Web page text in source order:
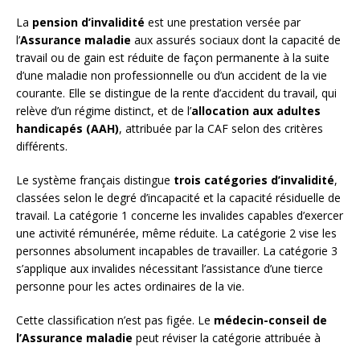
La pension d’invalidité est une prestation versée par
l’Assurance maladie aux assurés sociaux dont la capacité de
travail ou de gain est réduite de façon permanente à la suite
d’une maladie non professionnelle ou d’un accident de la vie
courante. Elle se distingue de la rente d’accident du travail, qui
relève d’un régime distinct, et de l’allocation aux adultes
handicapés (AAH), attribuée par la CAF selon des critères
différents.
Le système français distingue trois catégories d’invalidité,
classées selon le degré d’incapacité et la capacité résiduelle de
travail. La catégorie 1 concerne les invalides capables d’exercer
une activité rémunérée, même réduite. La catégorie 2 vise les
personnes absolument incapables de travailler. La catégorie 3
s’applique aux invalides nécessitant l’assistance d’une tierce
personne pour les actes ordinaires de la vie.
Cette classification n’est pas figée. Le médecin-conseil de
l’Assurance maladie peut réviser la catégorie attribuée à